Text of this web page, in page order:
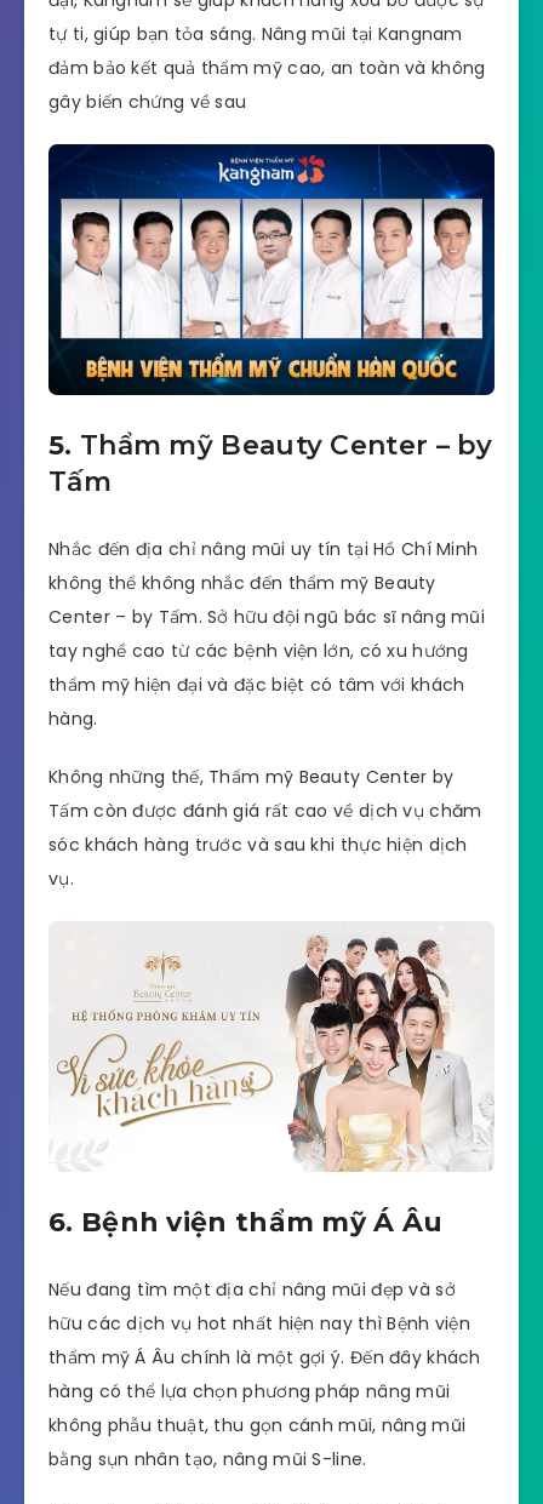
tự ti, giúp bạn tỏa sáng. Nâng mũi tại Kangnam
đảm bảo kết quả thẩm mỹ cao, an toàn và không
gây biến chứng về sau
5. Thẩm mỹ Beauty Center – by
Tấm
Nhắc đến địa chỉ nâng mũi uy tín tại Hồ Chí Minh
không thể không nhắc đến thẩm mỹ Beauty
Center – by Tấm. Sở hữu đội ngũ bác sĩ nâng mũi
tay nghề cao từ các bệnh viện lớn, có xu hướng
thẩm mỹ hiện đại và đặc biệt có tâm với khách
hàng.
Không những thế, Thẩm mỹ Beauty Center by
Tấm còn được đánh giá rất cao về dịch vụ chăm
sóc khách hàng trước và sau khi thực hiện dịch
vụ.
6. Bệnh viện thẩm mỹ Á Âu
Nếu đang tìm một địa chỉ nâng mũi đẹp và sở
hữu các dịch vụ hot nhất hiện nay thì Bệnh viện
thẩm mỹ Á Âu chính là một gợi ý. Đến đây khách
hàng có thể lựa chọn phương pháp nâng mũi
không phẫu thuật, thu gọn cánh mũi, nâng mũi
bằng sụn nhân tạo, nâng mũi S-line.